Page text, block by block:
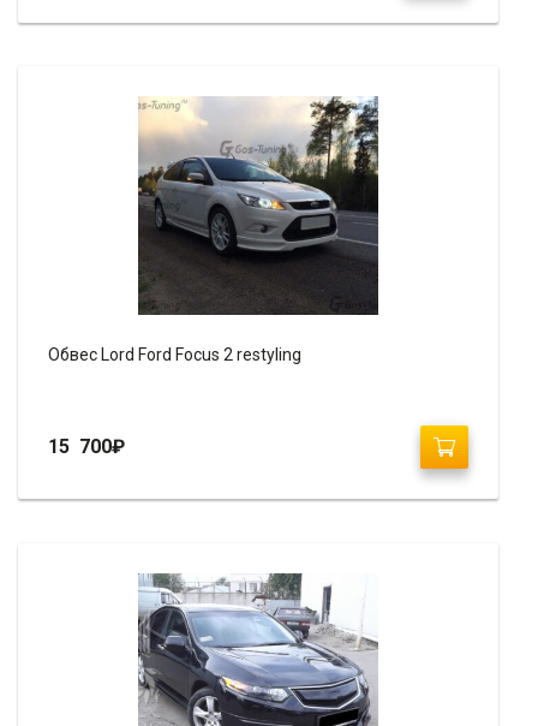
Обвес Lord Ford Focus 2 restyling
15 700₽